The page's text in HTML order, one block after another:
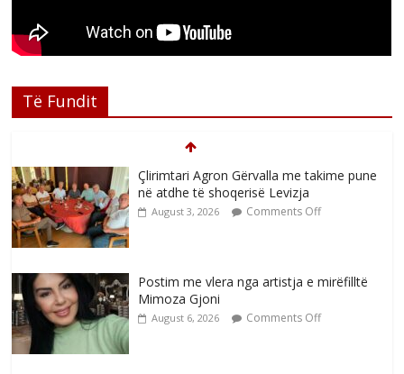
Të Fundit
Çlirimtari Agron Gërvalla me takime pune
në atdhe të shoqerisë Levizja
August 3, 2026 Comments Off
Postim me vlera nga artistja e mirëfilltë
Mimoza Gjoni
August 6, 2026 Comments Off